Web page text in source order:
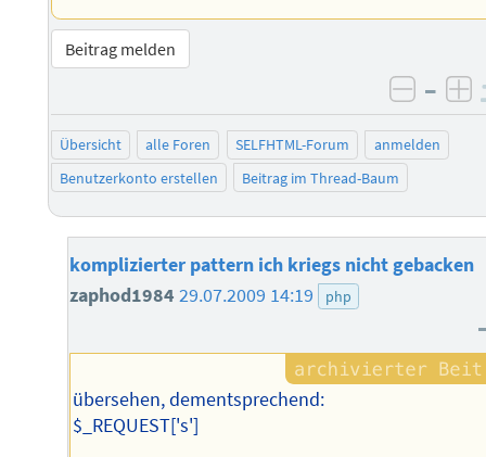
Beitrag melden
–
Übersicht alle Foren SELFHTML-Forum
anmelden
Benutzerkonto erstellen
Beitrag im Thread-Baum
komplizierter pattern ich kriegs nicht gebacken
zaphod198429.07.2009 14:19 php
übersehen, dementsprechend:
$_REQUEST['s']